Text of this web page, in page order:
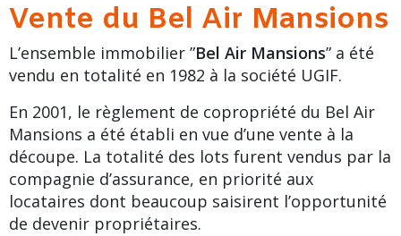
Vente du Bel Air Mansions
L’ensemble immobilier ”Bel Air Mansions” a été
vendu en totalité en 1982 à la société UGIF.
En 2001, le règlement de copropriété du Bel Air
Mansions a été établi en vue d’une vente à la
découpe. La totalité des lots furent vendus par la
compagnie d’assurance, en priorité aux
locataires dont beaucoup saisirent l’opportunité
de devenir propriétaires.